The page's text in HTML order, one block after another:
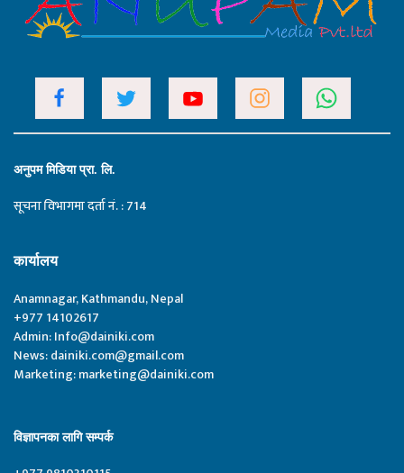
अनुपम मिडिया प्रा. लि.
सूचना विभागमा दर्ता नं. : 714
कार्यालय
Anamnagar, Kathmandu, Nepal
+977 14102617
Admin:Info@dainiki.com
News:dainiki.com@gmail.com
Marketing:marketing@dainiki.com
विज्ञापनका लागि सम्पर्क